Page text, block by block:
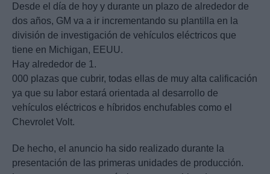
Desde el día de hoy y durante un plazo de alrededor de
dos años, GM va a ir incrementando su plantilla en la
división de investigación de vehículos eléctricos que
tiene en Michigan, EEUU.
Hay alrededor de 1.
000 plazas que cubrir, todas ellas de muy alta calificación
ya que su labor estará orientada al desarrollo de
vehículos eléctricos e híbridos enchufables como el
Chevrolet Volt.
De hecho, el anuncio ha sido realizado durante la
presentación de las primeras unidades de producción.